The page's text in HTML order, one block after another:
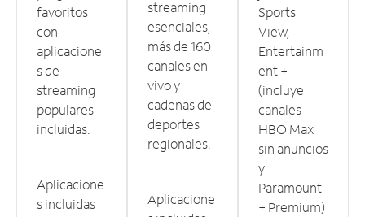
favoritos
con
aplicacione
s de
streaming
populares
incluidas.
Aplicacione
s incluidas
streaming
esenciales,
más de 160
canales en
vivo y
cadenas de
deportes
regionales.
Aplicacione
Sports
View,
Entertainm
ent +
(incluye
canales
HBO Max
sin anuncios
y
Paramount
+ Premium)